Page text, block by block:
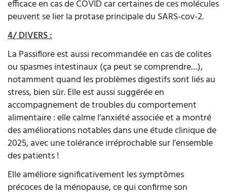
efficace en cas de COVID car certaines de ces molécules
peuvent se lier la protase principale du SARS-cov-2.
4/ DIVERS :
La Passiflore est aussi recommandée en cas de colites
ou spasmes intestinaux (ça peut se comprendre…),
notamment quand les problèmes digestifs sont liés au
stress, bien sûr. Elle est aussi suggérée en
accompagnement de troubles du comportement
alimentaire : elle calme l’anxiété associée et a montré
des améliorations notables dans une étude clinique de
2025, avec une tolérance irréprochable sur l’ensemble
des patients !
Elle améliore significativement les symptômes
précoces de la ménopause, ce qui confirme son